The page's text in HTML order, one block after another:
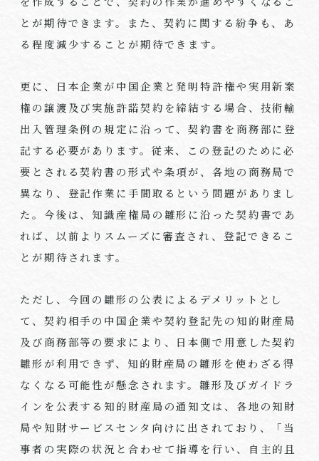
とが期待できます。また、契約に関する紛争も、あ
る程度減少することが期待できます。
更に、日本企業が中国企業と発明特許権や実用新案
権の譲渡及び実施許諾契約を締結する場合、技術輸
出入管理条例の規定に沿って、契約書を商務部に登
記する必要があります。従来、この登記のために必
要とされる契約書の形式や条項が、各地の商務局で
異なり、登記作業に手間取るという問題がありまし
た。今後は、知識産権局の雛形に沿った契約書であ
れば、以前よりスムーズに審査され、登記できるこ
とが期待されます。
ただし、今回の雛形の公表によるデメリットとし
て、契約相手の中国企業や契約登記先の知的財産局
及び商務部等の要求により、日本側で用意した契約
雛形が利用できず、知的財産局の雛形を使わざる得
なくなる可能性が懸念されます。雛形及びガイドラ
インを公表する知的財産局の通知文は、各地の知財
局や知財サービスセンタ向けに出されており、「当
事者の実際の状況と合わせて指導を行い、自主的且